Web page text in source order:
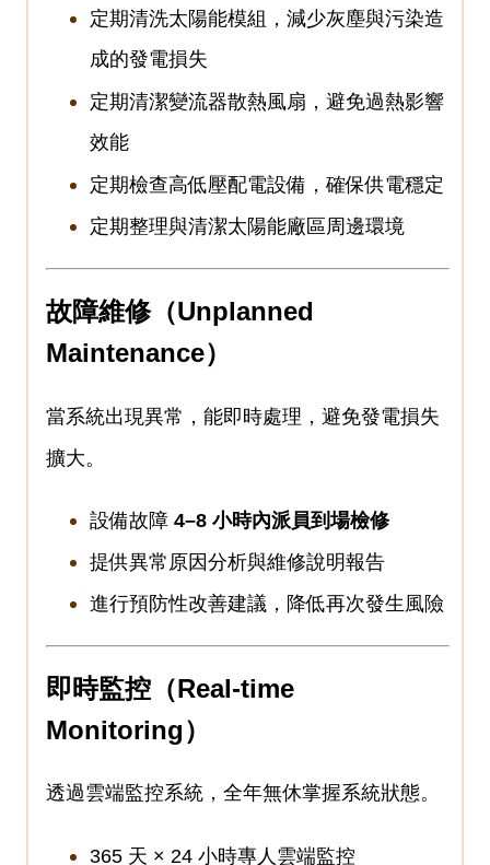
定期清洗太陽能模組，減少灰塵與污染造
成的發電損失
定期清潔變流器散熱風扇，避免過熱影響
效能
定期檢查高低壓配電設備，確保供電穩定
定期整理與清潔太陽能廠區周邊環境
故障維修（Unplanned
Maintenance）
當系統出現異常，能即時處理，避免發電損失
擴大。
設備故障4–8小時內派員到場檢修
提供異常原因分析與維修說明報告
進行預防性改善建議，降低再次發生風險
即時監控（Real-time
Monitoring）
透過雲端監控系統，全年無休掌握系統狀態。
365 天 × 24小時專人雲端監控